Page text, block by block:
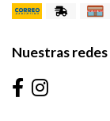
Nuestras